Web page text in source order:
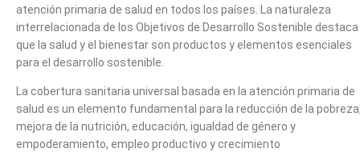
atención primaria de salud en todos los países. La naturaleza
interrelacionada de los Objetivos de Desarrollo Sostenible destaca
que la salud y el bienestar son productos y elementos esenciales
para el desarrollo sostenible.
La cobertura sanitaria universal basada en la atención primaria de
salud es un elemento fundamental para la reducción de la
mejora de la nutrición, educación, igualdad de género y
empoderamiento, empleo productivo y crecimiento